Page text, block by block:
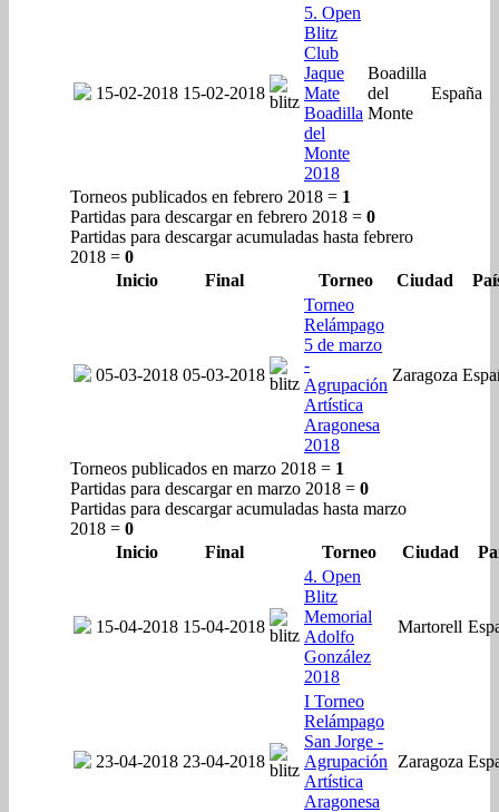
15-02-2018 15-02-2018
5. Open
Blitz
Club
Jaque
Mate
Boadilla
del
Monte
2018
Boadilla
del
Monte
España
Torneos publicados en febrero 2018 = 1
Partidas para descargar en febrero 2018 = 0
Partidas para descargar acumuladas hasta febrero
2018 = 0
Inicio
Final Torneo Ciudad
05-03-2018 05-03-2018
Torneo
Relámpago
5 de marzo
-
Agrupación
Artística
Aragonesa
2018
Zaragoza
Torneos publicados en marzo 2018 = 1
Partidas para descargar en marzo 2018 = 0
Partidas para descargar acumuladas hasta marzo
2018 = 0
Inicio
Final Torneo Ciudad
15-04-2018 15-04-2018
4. Open
Blitz
Memorial
Adolfo
González
2018
Martorell
23-04-2018 23-04-2018
I Torneo
Relámpago
San Jorge -
Agrupación
Artística
Aragonesa
Zaragoza